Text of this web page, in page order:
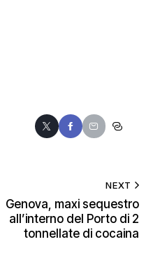
NEXT
Genova, maxi sequestro
all’interno del Porto di 2
tonnellate di cocaina